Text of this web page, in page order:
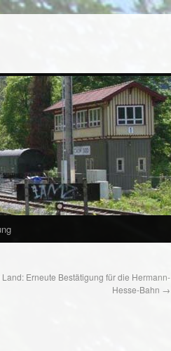
Erneute Bestätigung für die Hermann-
Hesse-Bahn →